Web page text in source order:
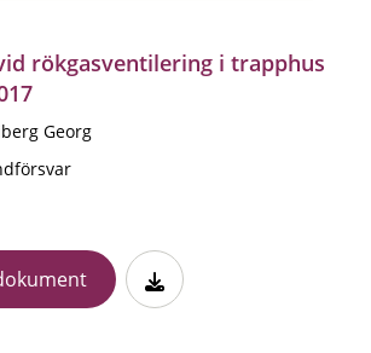
rökgasventilering i trapphus
Georg